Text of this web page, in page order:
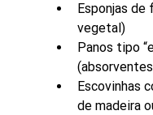
Esponjas de
vegetal)
Panos tipo
Escovinhas
de madeira